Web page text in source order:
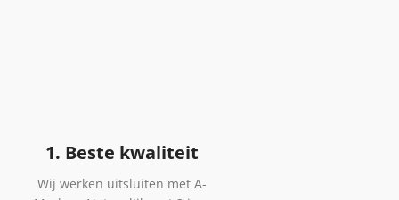
1. Beste kwaliteit
Wij werken uitsluiten met A-